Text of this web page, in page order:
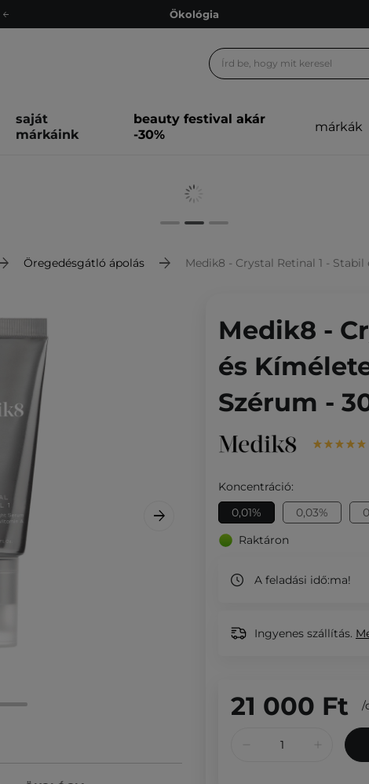
Ökológia
Ingyenes szállítás 15 000 Ft-tól
Ökológia
saját
márkáink
beauty festival akár
-30%
márkák
Öregedésgátló ápolás Medik8 - Crystal Retinal 1 -
Medik8 -
és
Szérum -
Koncentráció:
0,01%
0,03%
Raktáron
A feladási idő:ma!
Ingyenes szállítás.
21 000 Ft /